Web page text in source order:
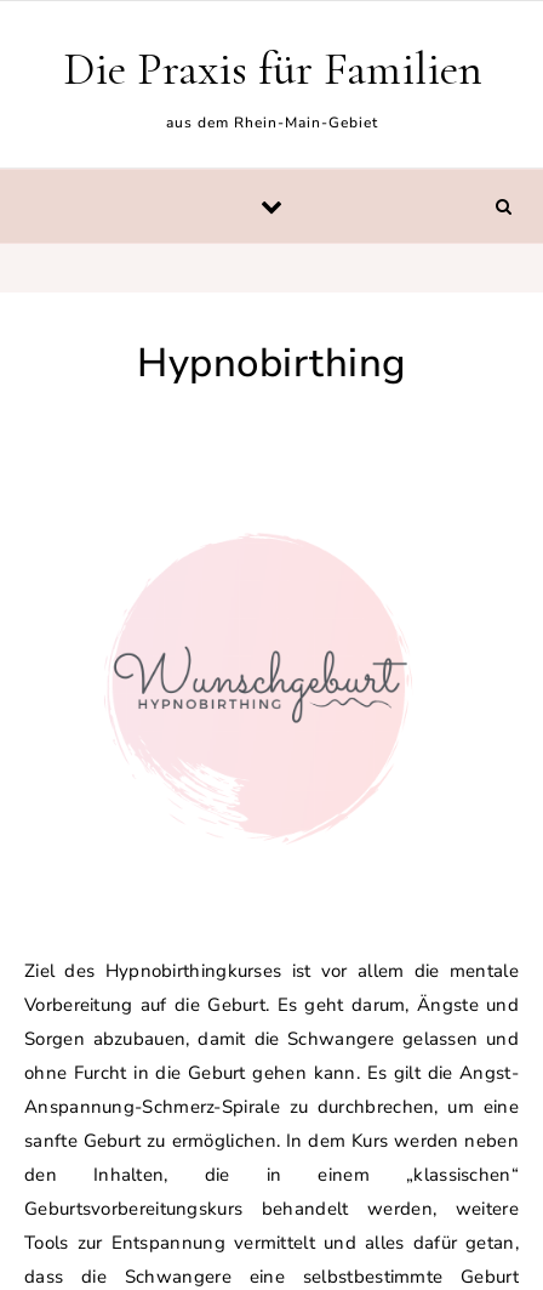
Die Praxis für Familien
aus dem Rhein-Main-Gebiet
Hypnobirthing
Ziel des Hypnobirthingkurses ist vor allem die mentale
Vorbereitung auf die Geburt. Es geht darum, Ängste und
Sorgen abzubauen, damit die Schwangere gelassen und
ohne Furcht in die Geburt gehen kann. Es gilt die Angst-
Anspannung-Schmerz-Spirale zu durchbrechen, um eine
sanfte Geburt zu ermöglichen. In dem Kurs werden neben
den Inhalten, die in einem „klassischen“
Geburtsvorbereitungskurs behandelt werden, weitere
Tools zur Entspannung vermittelt und alles dafür getan,
dass die Schwangere eine selbstbestimmte Geburt